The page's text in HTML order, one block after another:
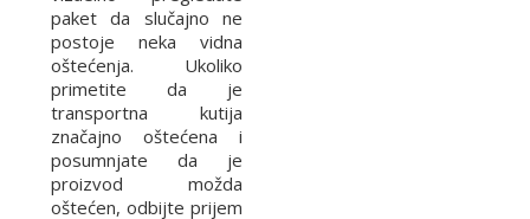
paket da slučajno ne
postoje neka vidna
oštećenja. Ukoliko
primetite da je
transportna kutija
značajno oštećena i
posumnjate da je
proizvod možda
oštećen, odbijte prijem